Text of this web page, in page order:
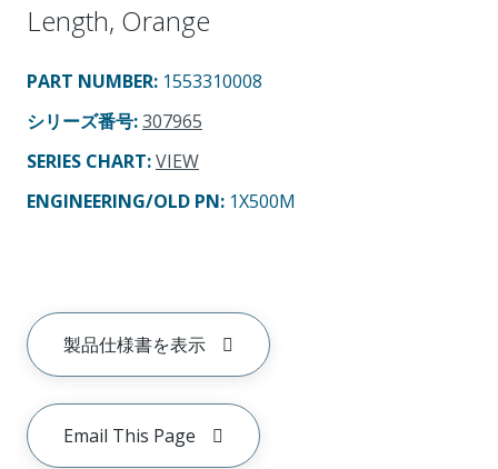
Length, Orange
PART NUMBER: 1553310008
シリーズ番号:307965
SERIES CHART:VIEW
ENGINEERING/OLD PN: 1X500M
製品仕様書を表示
Email This Page